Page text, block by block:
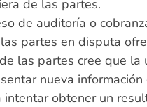
de las partes.
de auditoría o
partes en disputa
las partes cree que
nueva
obtener un